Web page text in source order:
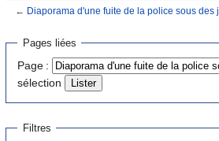
← Diaporama d'une fuite de la police sous des
Aller
navigation
Aller
recherche
Pages liées
Page :
sélection
Filtres